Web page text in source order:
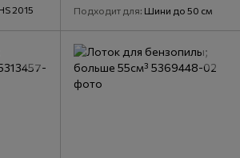
2015
Подходит для Шини до 50 см